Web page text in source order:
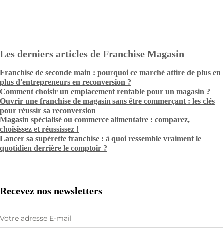
Les derniers articles de Franchise Magasin
Franchise de seconde main : pourquoi ce marché attire de plus en
plus d'entrepreneurs en reconversion ?
Comment choisir un emplacement rentable pour un magasin ?
Ouvrir une franchise de magasin sans être commerçant : les clés
pour réussir sa reconversion
Magasin spécialisé ou commerce alimentaire : comparez,
choisissez et réussissez !
Lancer sa supérette franchise : à quoi ressemble vraiment le
quotidien derrière le comptoir ?
Recevez nos newsletters